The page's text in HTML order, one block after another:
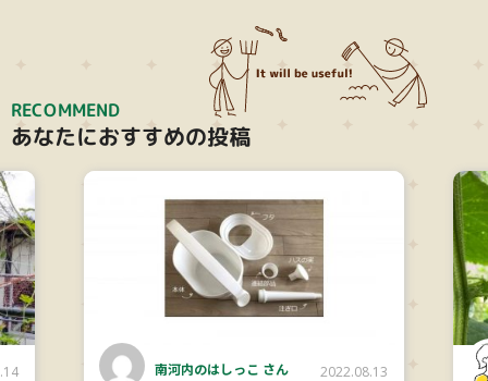
RECOMMEND
あなたにおすすめの投稿
南河内のはしっこ さん 2022.08.13